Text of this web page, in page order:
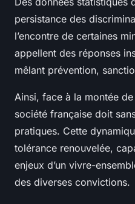
persistance des
l’encontre de certaines
appellent des réponses
mêlant prévention,
Ainsi, face à la montée
société française doit
pratiques. Cette
tolérance renouvelée,
enjeux d’un vivre-
des diverses convictions.